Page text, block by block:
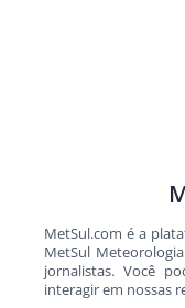
MetSul.com é a
MetSul
jornalistas. Você
interagir em nossas